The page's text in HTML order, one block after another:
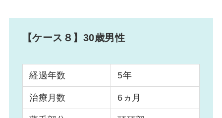
【ケース８】30歳男性
経過年数 5年
治療月数 6ヵ月